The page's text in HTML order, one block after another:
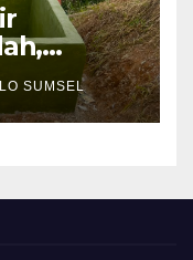
Ke-
SUMSEL